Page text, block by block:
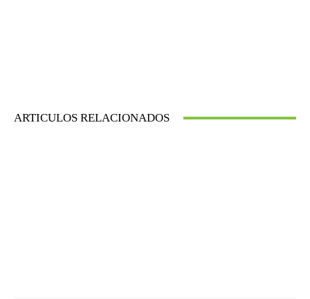
ARTICULOS RELACIONADOS